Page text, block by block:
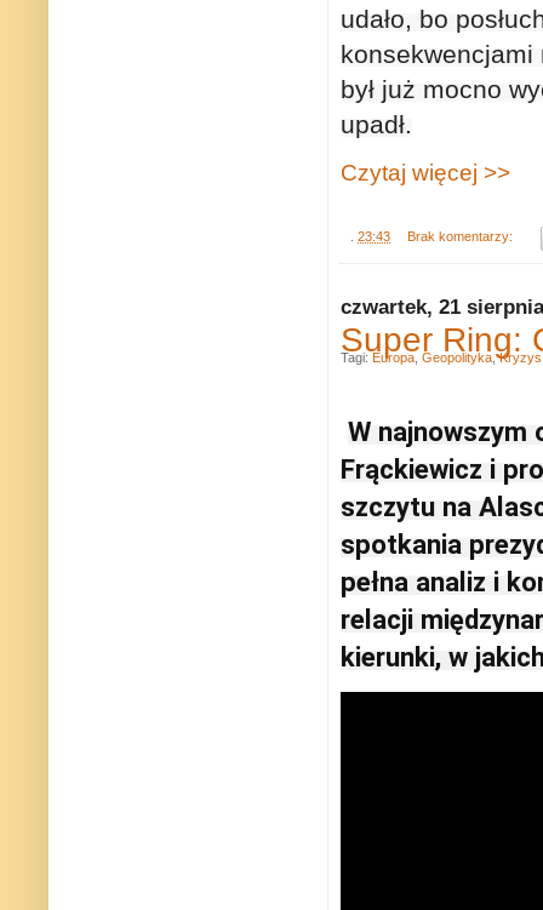
udało, bo
konsekwencjami
był już mocno
upadł.
Czytaj więcej >>
. 23:43 Brak komentarzy:
czwartek, 21
Super Ring:
W najnowszym
Frąckiewicz i
szczytu na
spotkania
pełna analiz i
relacji
kierunki, w
Tagi: Europa Geopolityka ,